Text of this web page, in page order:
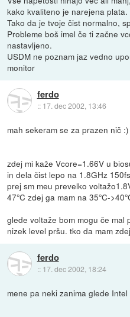
kako kvaliteno je narejena plata.
Tako da je tvoje čist normalno,
Probleme boš imel če ti začne
nastavljeno.
USDM ne poznam jaz vedno
monitor
ferdo
:: 17. dec 2002, 13:46
mah sekeram se za prazen nič :)
zdej mi kaže Vcore=1.66V u
in dela čist lepo na 1.8GHz
prej sm meu prevelko
47°C zdej ga mam na 35°C-
glede voltaže bom mogu če mal
nizek level pršu. tko da mam
ferdo
:: 17. dec 2002, 18:24
mene pa neki zanima glede